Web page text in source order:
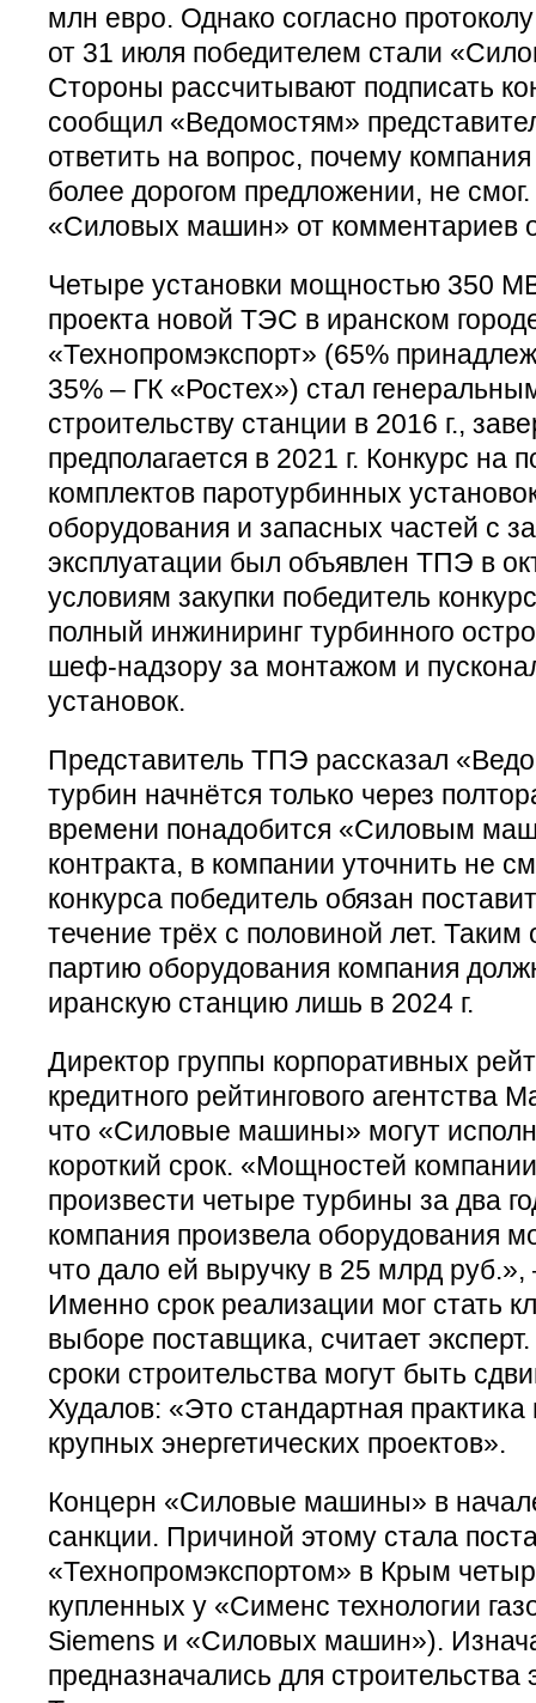
млн евро. Однако согласно
от 31 июля победителем стали
Стороны рассчитывают подписать
сообщил «Ведомостям»
ответить на вопрос, почему
более дорогом предложении, не
«Силовых машин» от комментариев
Четыре установки мощностью 350
проекта новой ТЭС в иранском
«Технопромэкспорт» (65%
35% – ГК «Ростех») стал
строительству станции в 2016 г.,
предполагается в 2021 г. Конкурс на
комплектов паротурбинных
оборудования и запасных частей с
эксплуатации был объявлен ТПЭ в
условиям закупки победитель
полный инжиниринг турбинного
шеф-надзору за монтажом и
установок.
Представитель ТПЭ рассказал
турбин начнётся только через
времени понадобится «Силовым
контракта, в компании уточнить не
конкурса победитель обязан
течение трёх с половиной лет.
партию оборудования компания
иранскую станцию лишь в 2024 г.
Директор группы корпоративных
кредитного рейтингового агентства
что «Силовые машины» могут
короткий срок. «Мощностей
произвести четыре турбины за два
компания произвела оборудования
что дало ей выручку в 25 млрд руб.»,
Именно срок реализации мог стать
выборе поставщика, считает
сроки строительства могут быть
Худалов: «Это стандартная
крупных энергетических проектов».
Концерн «Силовые машины» в
санкции. Причиной этому стала
«Технопромэкспортом» в Крым
купленных у «Сименс технологии
Siemens и «Силовых машин»).
предназначались для строительства